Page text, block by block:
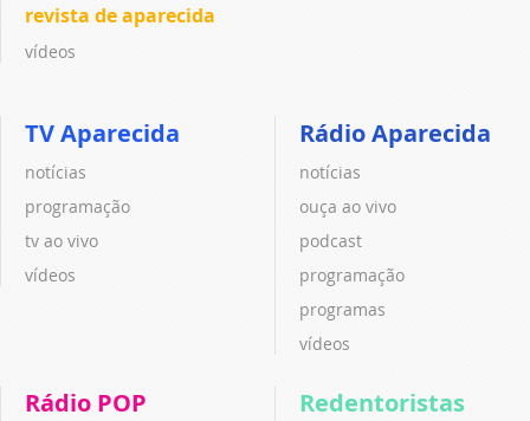
revista de aparecida
vídeos
TV Aparecida
notícias
programação
tv ao vivo
vídeos
Rádio Aparecida
notícias
ouça ao vivo
podcast
programação
programas
vídeos
Rádio POP Redentoristas